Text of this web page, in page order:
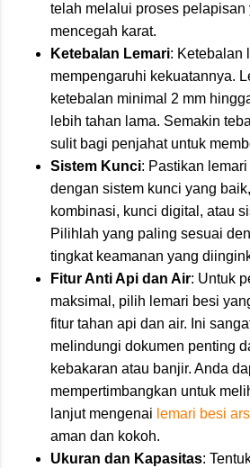
telah melalui proses pelapisan
mencegah karat.
Ketebalan Lemari: Ketebalan
mempengaruhi kekuatannya.
ketebalan minimal 2 mm
lebih tahan lama. Semakin
sulit bagi penjahat untuk
Sistem Kunci: Pastikan
dengan sistem kunci yang
kombinasi, kunci digital, atau
Pilihlah yang paling sesuai
tingkat keamanan yang
Fitur Anti Api dan Air: Untuk
maksimal, pilih lemari besi
fitur tahan api dan air. Ini
melindungi dokumen penting
kebakaran atau banjir. Anda
mempertimbangkan untuk
lanjut mengenai lemari besi
aman dan kokoh.
Ukuran dan Kapasitas: